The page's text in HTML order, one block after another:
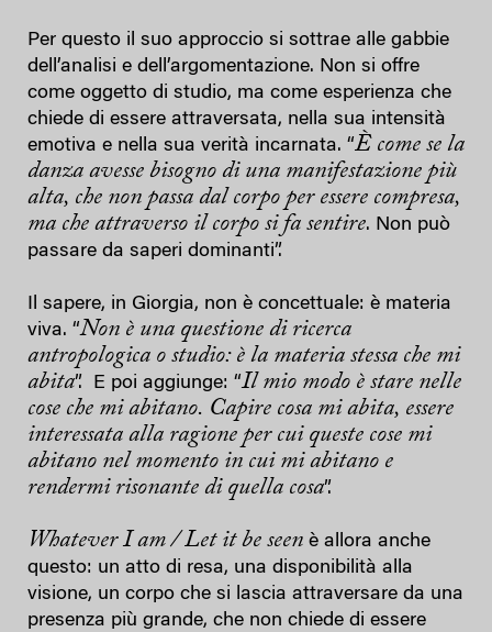
Per questo il suo approccio si sottrae alle gabbie
dell’analisi e dell’argomentazione. Non si offre
come oggetto di studio, ma come esperienza che
chiede di essere attraversata, nella sua intensità
emotiva e nella sua verità incarnata. “È come se la
danza avesse bisogno di una manifestazione più
alta, che non passa dal corpo per essere compresa,
ma che attraverso il corpo si fa sentire. Non può
passare da saperi dominanti”.
Il sapere, in Giorgia, non è concettuale: è materia
viva. “Non è una questione di ricerca
antropologica o studio: è la materia stessa che mi
abita”. E poi aggiunge: “Il mio modo è stare nelle
cose che mi abitano. Capire cosa mi abita, essere
interessata alla ragione per cui queste cose mi
abitano nel momento in cui mi abitano e
rendermi risonante di quella cosa”.
Whatever I am / Let it be seen è allora anche
questo: un atto di resa, una disponibilità alla
visione, un corpo che si lascia attraversare da una
presenza più grande, che non chiede di essere